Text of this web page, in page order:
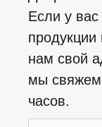
Если у
продукции
нам свой
мы
часов.